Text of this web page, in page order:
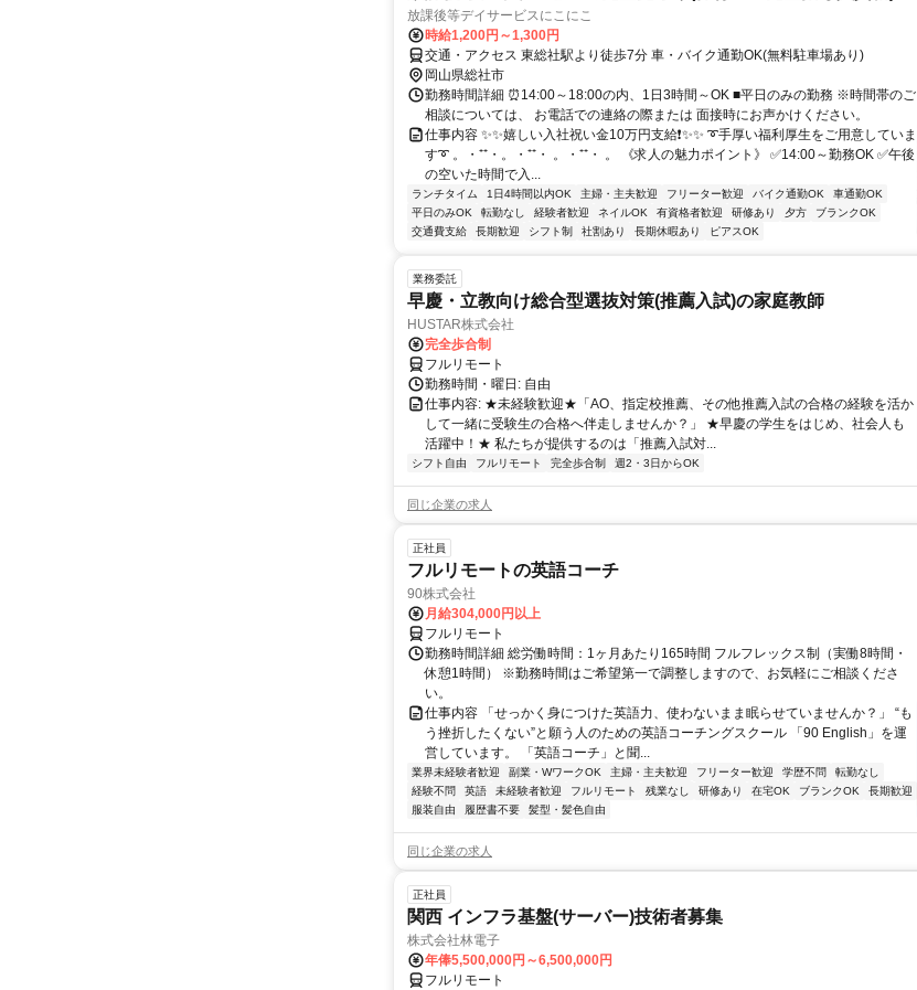
放課後等デイサービスにこにこ
時給1,200円～1,300円
交通・アクセス 東総社駅より徒歩7分 車・バイク通勤OK(無料駐車場あり)
岡山県総社市
勤務時間詳細 ⏰14:00～18:00の内、1日3時間～OK ■平日のみの勤務 ※時間帯のご
相談については、 お電話での連絡の際または 面接時にお声かけください。
仕事内容 ✨✨嬉しい入社祝い金10万円支給❗✨✨ ➰手厚い福利厚生をご用意していま
す➰ 。・⁺⁺・。・⁺⁺・ 。・⁺⁺・ 。 《求人の魅力ポイント》 ✅14:00～勤務OK ✅午後
の空いた時間で入...
ランチタイム 1日4時間以内OK 主婦・主夫歓迎 フリーター歓迎 バイク通勤OK
車通勤OK
平日のみOK
転勤なし 経験者歓迎 ネイルOK 有資格者歓迎 研修あり 夕方
ブランクOK
交通費支給
長期歓迎 シフト制 社割あり 長期休暇あり ピアスOK
業務委託
早慶・立教向け総合型選抜対策(推薦入試)の家庭教師
HUSTAR株式会社
完全歩合制
フルリモート
勤務時間・曜日: 自由
仕事内容: ★未経験歓迎★「AO、指定校推薦、その他推薦入試の合格の経験を活か
して一緒に受験生の合格へ伴走しませんか？」 ★早慶の学生をはじめ、社会人も
活躍中！★ 私たちが提供するのは「推薦入試対...
シフト自由 フルリモート 完全歩合制 週2・3日からOK
同じ企業の求人
正社員
フルリモートの英語コーチ
90株式会社
月給304,000円以上
フルリモート
勤務時間詳細 総労働時間：1ヶ月あたり165時間 フルフレックス制（実働8時間・
休憩1時間） ※勤務時間はご希望第一で調整しますので、お気軽にご相談くださ
い。
仕事内容 「せっかく身につけた英語力、使わないまま眠らせていませんか？」 “も
う挫折したくない”と願う人のための英語コーチングスクール 「90 English」を運
営しています。 「英語コーチ」と聞...
業界未経験者歓迎 副業・WワークOK 主婦・主夫歓迎 フリーター歓迎 学歴不問
転勤なし
経験不問
英語 未経験者歓迎 フルリモート 残業なし 研修あり 在宅OK ブランクOK
長期歓迎
服装自由
履歴書不要 髪型・髪色自由
同じ企業の求人
正社員
関西 インフラ基盤(サーバー)技術者募集
株式会社林電子
年俸5,500,000円～6,500,000円
フルリモート